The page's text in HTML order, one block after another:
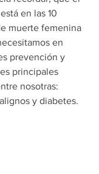
en las 10
muerte femenina
en
prevención y
principales
nosotras:
y diabetes.